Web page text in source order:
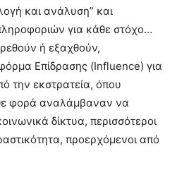
και ανάλυση” και
για κάθε στόχο…
ή εξαχθούν,
Επίδρασης (Influence) για
την εκστρατεία, όπου
φορά αναλάμβαναν να
δίκτυα, περισσότεροι
προερχόμενοι από